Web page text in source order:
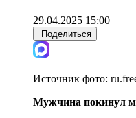
29.04.2025 15:00
Поделиться
Источник фото:
Мужчина покинул